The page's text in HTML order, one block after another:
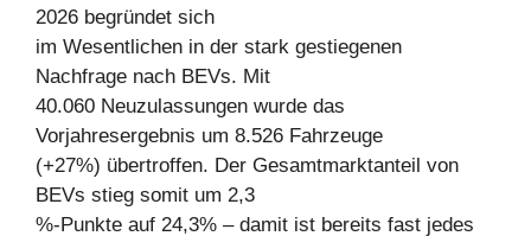
2026 begründet sich
im Wesentlichen in der stark gestiegenen
Nachfrage nach BEVs. Mit
40.060 Neuzulassungen wurde das
Vorjahresergebnis um 8.526 Fahrzeuge
(+27%) übertroffen. Der Gesamtmarktanteil von
BEVs stieg somit um 2,3
%-Punkte auf 24,3% – damit ist bereits fast jedes